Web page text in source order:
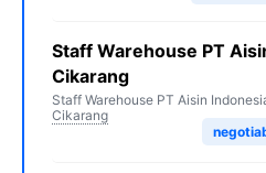
Staff Warehouse PT
Cikarang
Staff Warehouse PT Aisin
Cikarang